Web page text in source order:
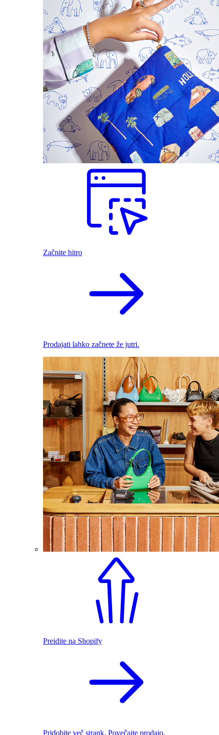
Začnite hitro
Prodajati lahko začnete že jutri.
Preidite na Shopify
Pridobite več strank. Povečajte prodajo.